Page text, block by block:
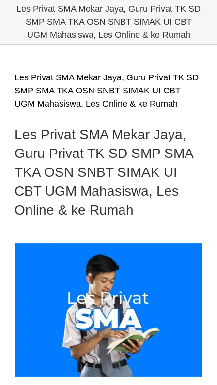
Les Privat SMA Mekar Jaya, Guru Privat TK SD
SMP SMA TKA OSN SNBT SIMAK UI CBT
UGM Mahasiswa, Les Online & ke Rumah
Les Privat SMA Mekar Jaya, Guru Privat TK SD
SMP SMA TKA OSN SNBT SIMAK UI CBT
UGM Mahasiswa, Les Online & ke Rumah
Les Privat SMA Mekar Jaya,
Guru Privat TK SD SMP SMA
TKA OSN SNBT SIMAK UI
CBT UGM Mahasiswa, Les
Online & ke Rumah